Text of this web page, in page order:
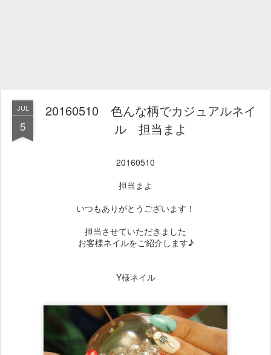
JUL
5
20160510 色んな柄でカジュアルネイ
ル 担当まよ
20160510
担当まよ
いつもありがとうございます！
担当させていただきました
お客様ネイルをご紹介します♪
Y様ネイル